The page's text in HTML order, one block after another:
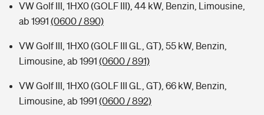
VW Golf III, 1HX0 (GOLF III), 44 kW, Benzin, Limousine,
ab 1991 (0600 / 890)
VW Golf III, 1HX0 (GOLF III GL, GT), 55 kW, Benzin,
Limousine, ab 1991 (0600 / 891)
VW Golf III, 1HX0 (GOLF III GL, GT), 66 kW, Benzin,
Limousine, ab 1991 (0600 / 892)